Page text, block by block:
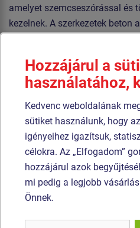
amelyet szemcseszórással és
kezelnek. A szerkezetek beton
stb. rendkívül jó minőségű
festett nagy sűrűségű
nagyfokú színállandóság, UV-
biztonság jellemez, mivel nem
gyerekeket nem fenyegeti az
sérülés veszélye). Az
(Nagynyomású laminátum
melyet nagyfokú
ellenálló képesség és
horganyzottak vagy
Hozzájárul a
használatához,
Kedvenc weboldalának
sütiket használunk, hogy
igényeihez igazítsuk,
célokra. Az „Elfogadom”
hozzájárul azok
mi pedig a legjobb
Önnek.